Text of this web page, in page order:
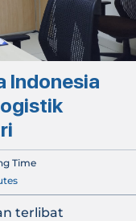
Indonesia
Time
terlibat